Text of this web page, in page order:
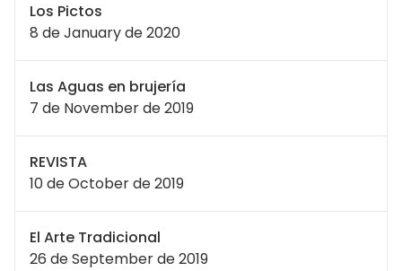
Los Pictos
8 de January de 2020
Las Aguas en brujería
7 de November de 2019
REVISTA
10 de October de 2019
El Arte Tradicional
26 de September de 2019